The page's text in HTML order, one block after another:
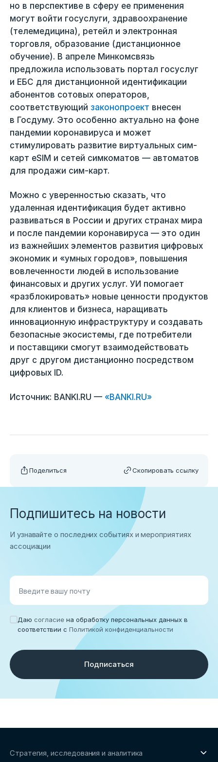
но в перспективе в сферу ее применения
могут войти госуслуги, здравоохранение
(телемедицина), ретейл и электронная
торговля, образование (дистанционное
обучение). В апреле Минкомсвязь
предложила использовать портал госуслуг
и ЕБС для дистанционной идентификации
абонентов сотовых операторов,
соответствующий законопроект внесен
в Госдуму. Это особенно актуально на фоне
пандемии коронавируса и может
стимулировать развитие виртуальных сим-
карт eSIM и сетей симкоматов — автоматов
для продажи сим-карт.
Можно с уверенностью сказать, что
удаленная идентификация будет активно
развиваться в России и других странах мира
и после пандемии коронавируса — это один
из важнейших элементов развития цифровых
экономик и «умных городов», повышения
вовлеченности людей в использование
финансовых и других услуг. УИ помогает
«разблокировать» новые ценности продуктов
для клиентов и бизнеса, наращивать
инновационную инфраструктуру и создавать
безопасные экосистемы, где потребители
и поставщики смогут взаимодействовать
друг с другом дистанционно посредством
цифровых ID.
Источник: BANKI.RU — «BANKI.RU»
Поделиться Скопировать ссылку
Подпишитесь на новости
И узнавайте о последних событиях и мероприятиях
ассоциации
Введите вашу почту
Даю согласие на обработку персональных данных в
соответствии с Политикой конфиденциальности
Подписаться
Стратегия, исследования и аналитика